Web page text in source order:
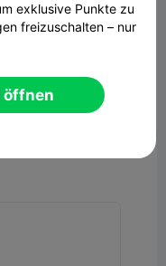
 2
exklusive Punkte zu
freizuschalten – nur
öffnen